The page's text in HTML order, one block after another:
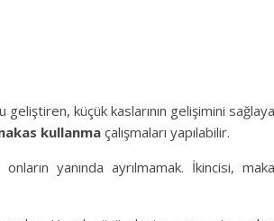
küçük kaslarının gelişimini
kullanma çalışmaları yapılabilir.
yanında ayrılmamak. İkincisi,